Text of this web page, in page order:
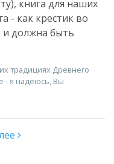
книга для наших
- как крестик во
должна быть
традициях Древнего
- я надеюсь, Вы